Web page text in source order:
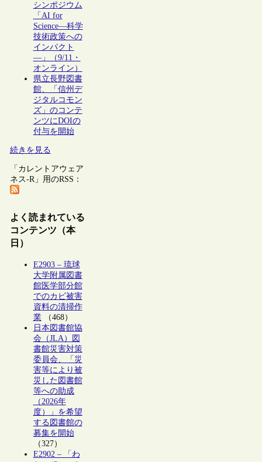
シンポジウム
「AI for
Science―科学
技術政策への
インパクト
―」（9/11・
オンライン）
県立長野図書
館、「信州デ
ジタルコモン
ズ」のコンテ
ンツにDOIの
付与を開始
続きを見る
「カレントアウェア
ネス-R」用のRSS：
よく読まれている
コンテンツ（本
日）
E2903 – 琉球
大学附属図書
館医学部分館
でのカビ被害
資料の清掃作
業（468）
日本図書館協
会（JLA）図
書館災害対策
委員会、「災
害等により被
災した図書館
等への助成
（2026年
度）」を希望
する図書館の
募集を開始
（327）
E2902 – 「わ